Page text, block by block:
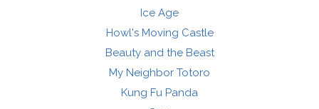
Ice Age
Howl's Moving Castle
Beauty and the Beast
My Neighbor Totoro
Kung Fu Panda